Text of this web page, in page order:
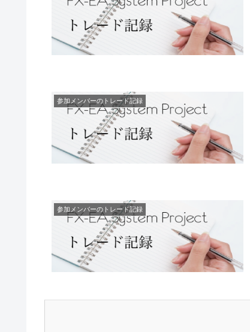
参加メンバーのトレード記録
参加メンバーのトレード記録